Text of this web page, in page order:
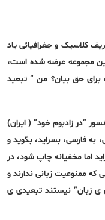
کلاسیک و جغرافیائی یاد
مجموعه عرضه شده است،
برای حق بیان؟ من ” تبعید
“در زادبوم خود” ( ایران)
فارسی، بسراید، بگوید و
اما مخفیانه چاپ شود، در
که ممنوعیت زبانی ندارند و
ی زبان” نیستند تبعیدی ی